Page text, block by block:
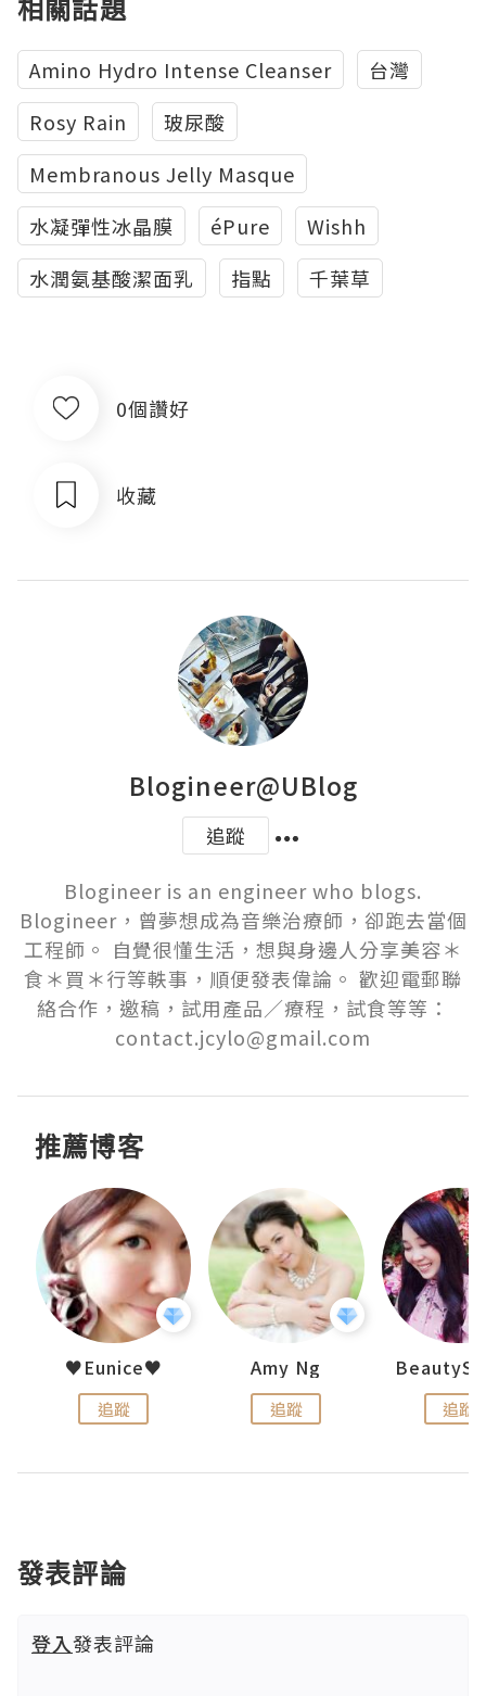
相關話題
Amino Hydro Intense Cleanser
台灣
Rosy Rain
玻尿酸
Membranous Jelly Masque
水凝彈性冰晶膜
éPure
Wishh
水潤氨基酸潔面乳
指點 千葉草
0個讚好
收藏
Blogineer@UBlog
追蹤
Blogineer is an engineer who blogs.
Blogineer，曾夢想成為音樂治療師，卻跑去當個
工程師。 自覺很懂生活，想與身邊人分享美容＊
食＊買＊行等軼事，順便發表偉論。 歡迎電郵聯
絡合作，邀稿，試用產品／療程，試食等等：
contact.jcylo@gmail.com
推薦博客
♥Eunice♥
追蹤
Amy Ng
追蹤 追蹤
發表評論
登入發表評論